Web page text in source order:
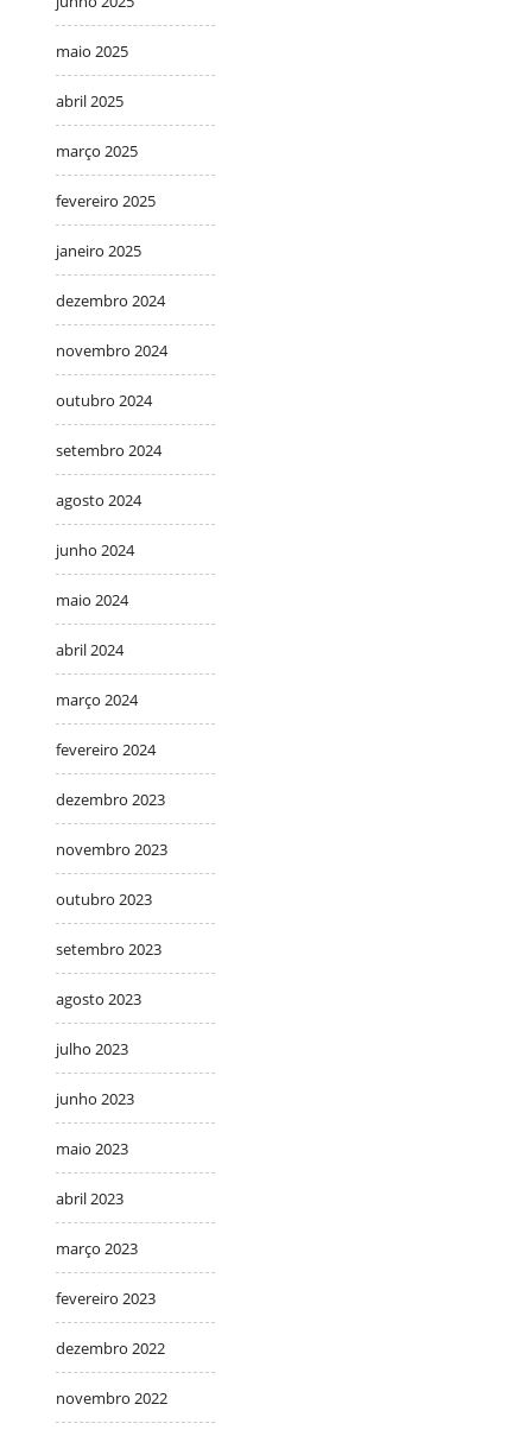
maio 2025
abril 2025
março 2025
fevereiro 2025
janeiro 2025
dezembro 2024
novembro 2024
outubro 2024
setembro 2024
agosto 2024
junho 2024
maio 2024
abril 2024
março 2024
fevereiro 2024
dezembro 2023
novembro 2023
outubro 2023
setembro 2023
agosto 2023
julho 2023
junho 2023
maio 2023
abril 2023
março 2023
fevereiro 2023
dezembro 2022
novembro 2022